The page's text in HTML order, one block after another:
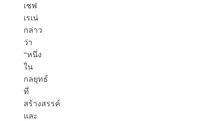
เชฟ
เรเน่
กล่าว
ว่า
“หนึ่ง
ใน
กลยุทธ์
ที่
สร้างสรรค์
และ